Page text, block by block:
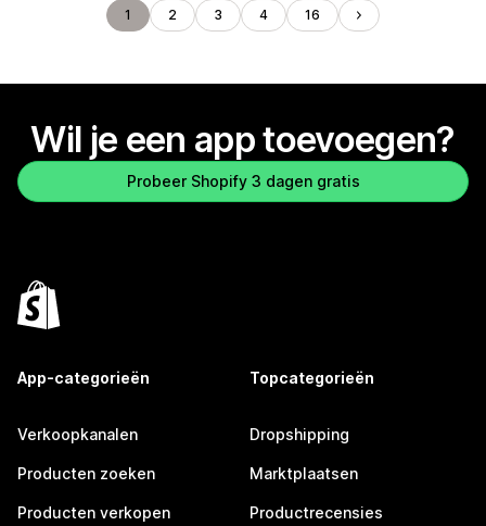
1 2 3 4 16
Wil je een app toevoegen?
Probeer Shopify 3 dagen gratis
App-categorieën
Verkoopkanalen
Producten zoeken
Producten verkopen
Topcategorieën
Dropshipping
Marktplaatsen
Productrecensies